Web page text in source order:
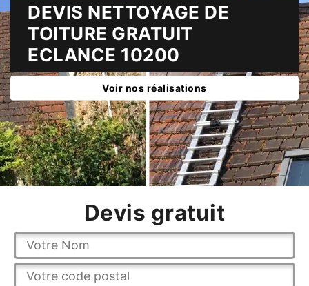
DEVIS NETTOYAGE DE
TOITURE GRATUIT
ECLANCE 10200
Voir nos réalisations
Devis gratuit